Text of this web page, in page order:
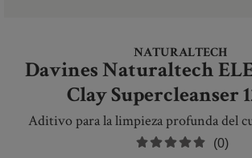
NATURALTECH
Davines Naturaltech
Clay Supercleanser
Aditivo para la limpieza profunda del
(0)